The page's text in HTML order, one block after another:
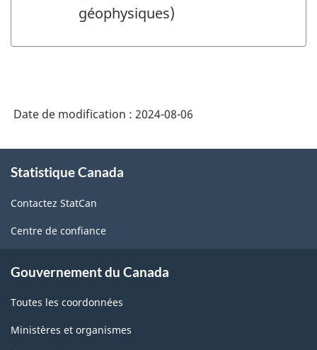
géophysiques)
Date de modification : 2024-08-06
propos
ce
site
Statistique Canada
Contactez StatCan
Centre de confiance
Gouvernement du Canada
Toutes les coordonnées
Ministères et organismes